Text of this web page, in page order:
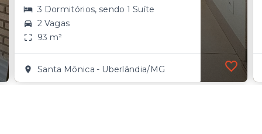
3 Dormitórios, sendo 1 Suíte
2 Vagas
93 m²
Santa Mônica - Uberlândia/MG